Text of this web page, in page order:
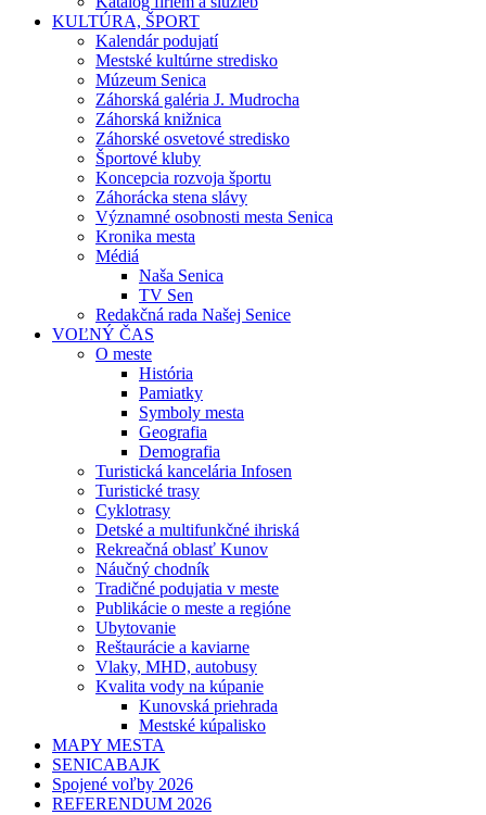
KULTÚRA, ŠPORT
Kalendár podujatí
Mestské kultúrne stredisko
Múzeum Senica
Záhorská galéria J. Mudrocha
Záhorská knižnica
Záhorské osvetové stredisko
Športové kluby
Koncepcia rozvoja športu
Záhorácka stena slávy
Významné osobnosti mesta Senica
Kronika mesta
Médiá
Naša Senica
TV Sen
Redakčná rada Našej Senice
VOĽNÝ ČAS
O meste
História
Pamiatky
Symboly mesta
Geografia
Demografia
Turistická kancelária Infosen
Turistické trasy
Cyklotrasy
Detské a multifunkčné ihriská
Rekreačná oblasť Kunov
Náučný chodník
Tradičné podujatia v meste
Publikácie o meste a regióne
Ubytovanie
Reštaurácie a kaviarne
Vlaky, MHD, autobusy
Kvalita vody na kúpanie
Kunovská priehrada
Mestské kúpalisko
MAPY MESTA
SENICABAJK
Spojené voľby 2026
REFERENDUM 2026